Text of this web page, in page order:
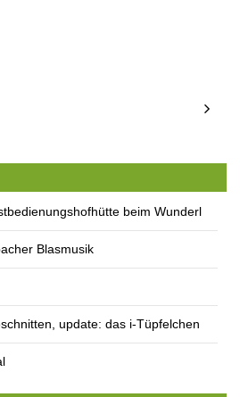
beim Wunderl
Blasmusik
update: das i-Tüpfelchen